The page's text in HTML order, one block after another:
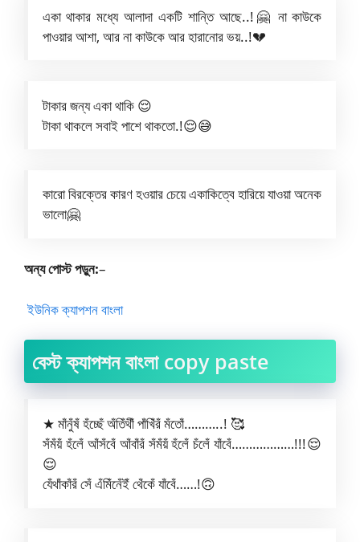
একা থাকার মধ্যে আলাদা একটি শান্তি আছে..!🤗 না কাউকে
পাওয়ার আশা, আর না কাউকে আর হারানোর ভয়..!💔
টাকার জন্য একা থাকি 😌
টাকা থাকলে সবাই পাশে থাকতো.!😌😅
কারো বিরক্তের কারণ হওয়ার চেয়ে একাকিত্বে হারিয়ে যাওয়া অনেক
ভালো🤗
অন্য পোস্ট পড়ুন:–
ইউনিক ক্যাপশন বাংলা
বেস্ট ক্যাপশন বাংলা copy paste
★ মাঁনুঁষঁ হঁচ্ছেঁ অঁতিঁথীঁ পাঁখিঁরঁ মঁতোঁ………..! 🥰
সঁমঁয়ঁ হঁলেঁ আঁসঁবেঁ আঁবাঁরঁ সঁমঁয়ঁ হঁলেঁ চঁলেঁ যাঁবেঁ………………!!!😌
😌
যেঁথাঁকাঁরঁ সেঁ এঁমিঁনেঁইঁ থেঁকেঁ যাঁবেঁ……!🙃